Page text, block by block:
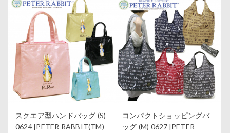
スクエア型ハンドバッグ (S)
0624 [PETER RABBIT(TM)
コンパクトショッピングバ
ッグ (M) 0627 [PETER